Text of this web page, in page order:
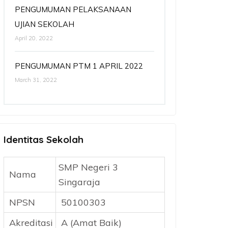
PENGUMUMAN PELAKSANAAN
UJIAN SEKOLAH
April 20, 2022
PENGUMUMAN PTM 1 APRIL 2022
March 31, 2022
Identitas Sekolah
Nama
SMP Negeri 3
Singaraja
NPSN
50100303
Akreditasi
A (Amat Baik)